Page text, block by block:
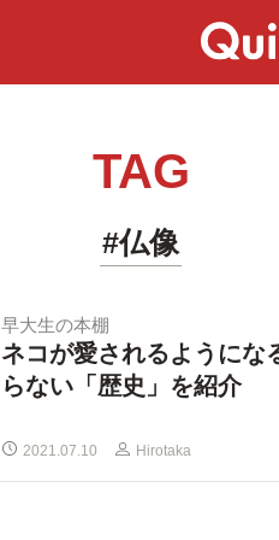
TAG
#仏像
早大生の本棚
ネコが愛されるように
らない「歴史」を紹介
2021.07.10 Hirotaka